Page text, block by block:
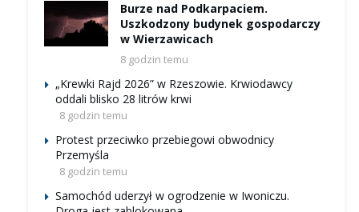
Burze nad Podkarpaciem.
Uszkodzony budynek gospodarczy
w Wierzawicach
8 godzin temu
„Krewki Rajd 2026” w Rzeszowie. Krwiodawcy
oddali blisko 28 litrów krwi
8 godzin temu
Protest przeciwko przebiegowi obwodnicy
Przemyśla
8 godzin temu
Samochód uderzył w ogrodzenie w Iwoniczu.